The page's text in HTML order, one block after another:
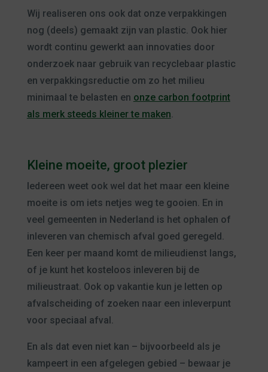
Wij realiseren ons ook dat onze verpakkingen
nog (deels) gemaakt zijn van plastic. Ook hier
wordt continu gewerkt aan innovaties door
onderzoek naar gebruik van recyclebaar plastic
en verpakkingsreductie om zo het milieu
minimaal te belasten en onze carbon footprint
als merk steeds kleiner te maken.
Kleine moeite, groot plezier
Iedereen weet ook wel dat het maar een kleine
moeite is om iets netjes weg te gooien. En in
veel gemeenten in Nederland is het ophalen of
inleveren van chemisch afval goed geregeld.
Een keer per maand komt de milieudienst langs,
of je kunt het kosteloos inleveren bij de
milieustraat. Ook op vakantie kun je letten op
afvalscheiding of zoeken naar een inleverpunt
voor speciaal afval.
En als dat even niet kan – bijvoorbeeld als je
kampeert in een afgelegen gebied – bewaar je